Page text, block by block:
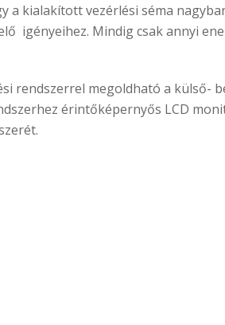
kialakított vezérlési séma
igényeihez. Mindig csak annyi
rendszerrel megoldható a külső-
érintőképernyős LCD